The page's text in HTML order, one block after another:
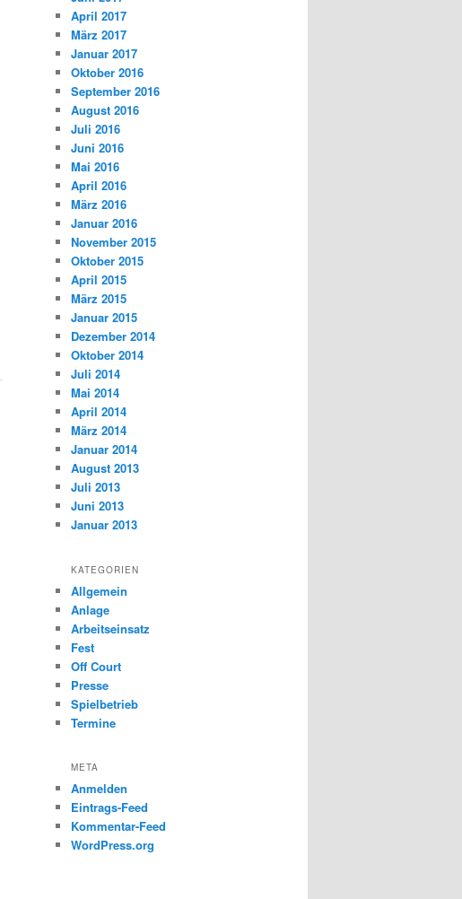
April 2017
März 2017
Januar 2017
Oktober 2016
September 2016
August 2016
Juli 2016
Juni 2016
Mai 2016
April 2016
März 2016
Januar 2016
November 2015
Oktober 2015
April 2015
März 2015
Januar 2015
Dezember 2014
Oktober 2014
Juli 2014
Mai 2014
April 2014
März 2014
Januar 2014
August 2013
Juli 2013
Juni 2013
Januar 2013
KATEGORIEN
Allgemein
Anlage
Arbeitseinsatz
Fest
Off Court
Presse
Spielbetrieb
Termine
META
Anmelden
Eintrags-Feed
Kommentar-Feed
WordPress.org